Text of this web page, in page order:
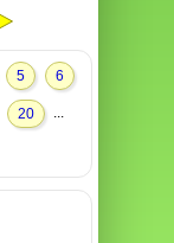
5 6
20 ...